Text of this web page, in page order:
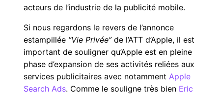
acteurs de l’industrie de la publicité mobile.
Si nous regardons le revers de l’annonce
estampillée “Vie Privée”de l’ATT d’Apple, il est
important de souligner qu’Apple est en pleine
phase d’expansion de ses activités reliées aux
services publicitaires avec notamment Apple
Search Ads. Comme le souligne très bien Eric